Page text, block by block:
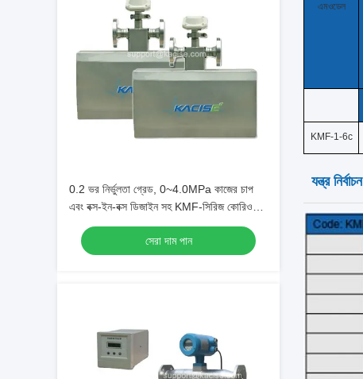
0.2 ভর নির্ভুলতা গ্রেড, 0~4.0MPa কাজের চাপ
এবং বক্স-ইন-বক্স ডিজাইন সহ KMF-সিরিজ কোরিওলিস
মাস ফ্লো মিটার
সেরা দাম পান
এমওডেল
KMF-1-6c
যন্ত্র নির্বাচন